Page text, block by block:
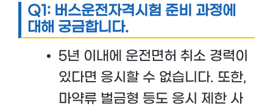
Q1: 버스운전자격시험 준비 과정에
대해 궁금합니다.
5년 이내에 운전면허 취소 경력이
있다면 응시할 수 없습니다. 또한,
마약류 벌금형 등도 응시 제한 사